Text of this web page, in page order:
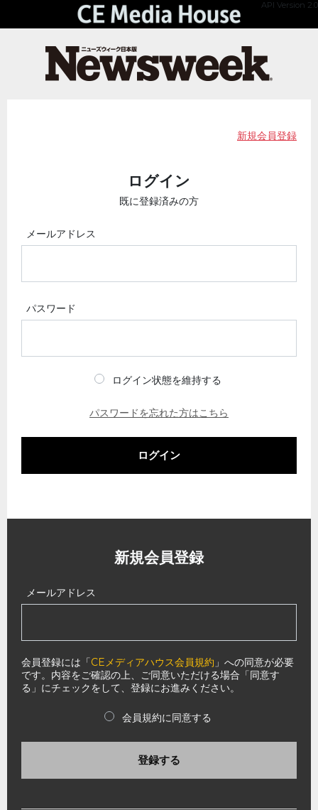
API Version 2.0
新規会員登録
ログイン
既に登録済みの方
メールアドレス
パスワード
ログイン状態を維持する
パスワードを忘れた方はこちら
ログイン
新規会員登録
メールアドレス
会員登録には「CEメディアハウス会員規約 」への同意が必要
です。内容をご確認の上、ご同意いただける場合「同意す
る」にチェックをして、登録にお進みください。
会員規約に同意する
登録する